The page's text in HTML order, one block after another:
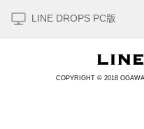
LINE DROPS PC版
COPYRIGHT © 2018